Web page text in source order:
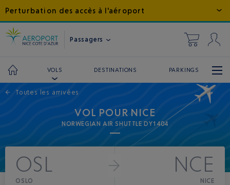
Perturbation des accès à l'aéroport
Passagers
VOLS DESTINATIONS PARKINGS
← Toutes les arrivées
VOL POUR NICE
NORWEGIAN AIR SHUTTLE DY1404
OSL
OSLO
NCE
NICE